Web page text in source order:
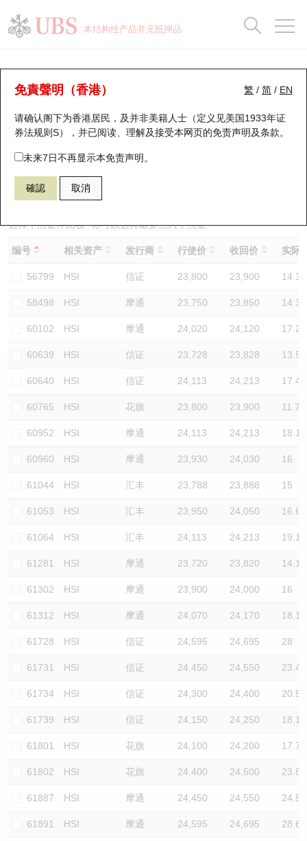
本结构性产品并无抵押品
繁 / 简 / EN
免責聲明（香港）
请确认阁下为香港居民，及并非美籍人士（定义见美国1933年证
券法规则S），并已阅读、理解及接受本网页的免责声明及条款。
未来7日不再显示本免责声明。
確認 取消
牛熊证分析仪
表现 街货统计 比较
67440 瑞银牛证 HSI 恒生指数
选择牛熊证作比较 *你可以选择最多三只牛熊证
编号 相关资产 发行商 行使价 收回价 实际
56799 HSI 信证 23,800 23,900 14.3
58498 HSI 摩通 23,750 23,850 14.3
60102 HSI 摩通 24,020 24,120 17.2
60639 HSI 信证 23,728 23,828 13.5
60640 HSI 信证 24,113 24,213 17.4
60765 HSI 花旗 23,800 23,900 11.7
60952 HSI 摩通 24,113 24,213 18.1
60960 HSI 摩通 23,930 24,030 16
61044 HSI 汇丰 23,788 23,888 15
61053 HSI 汇丰 23,950 24,050 16.6
61064 HSI 汇丰 24,113 24,213 19.1
61281 HSI 摩通 23,720 23,820 14.1
61302 HSI 摩通 23,900 24,000 16
61312 HSI 摩通 24,070 24,170 18.1
61728 HSI 信证 24,595 24,695 28
61731 HSI 信证 24,450 24,550 23.4
61734 HSI 信证 24,300 24,400 20.5
61739 HSI 信证 24,150 24,250 18.1
61801 HSI 花旗 24,100 24,200 17.7
61802 HSI 花旗 24,400 24,500 23.8
61887 HSI 摩通 24,450 24,550 24.5
61891 HSI 摩通 24,595 24,695 28.6
瑞银认股证一览
新发行瑞银认股证
即将到期认股证
认股证到期结算价查找
认股证分析仪
认股证速算机
认股证/牛熊证日志
认股证文件及公告
街货统计
比较
牛熊全景快搜
牛熊证搜寻
牛熊证街货分布图
正股牛熊证列表
新发行瑞银牛熊证
已收回牛熊证剩余价值
牛熊证到期结算价查找
牛熊证分析仪
牛熊证文件及公告
牛熊证文件及公告 (瑞信)
街货统计
比较
十大升幅/跌幅
十大认股证成交分布
十天股证占大市成交
资金流
街货统计
三十大平均引伸波幅
正股分析仪
二十大活跃股份
恒指成份股
国指成份股
科指成份股
相关资产沽空
中资ETFs溢价比较
AH 股价对照
ADR
收市竞价变化
持股比重
显示所有持股比重
每月轮证大市专题
轮证专栏
讲座及教育短片
认股证投资者教育
牛熊证投资者教育
认股证牛熊证常问问题